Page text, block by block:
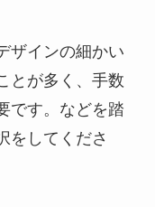
ザインの細かい
とが多く、手数
です。などを踏
をしてくださ